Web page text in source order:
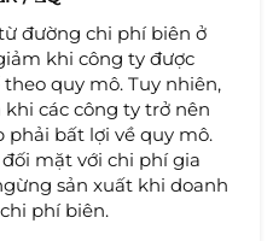
đường chi phí biên ở
khi công ty được
quy mô. Tuy nhiên,
các công ty trở nên
phải bất lợi về quy mô.
mặt với chi phí gia
sản xuất khi doanh
phí biên.